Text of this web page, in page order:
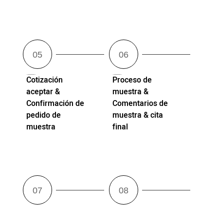
Cotización
aceptar &
Confirmación de
pedido de
muestra
Proceso de
muestra &
Comentarios de
muestra & cita
final